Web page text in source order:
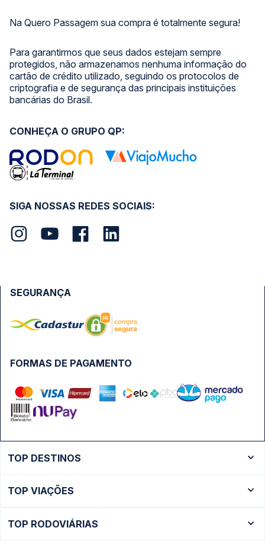
Na Quero Passagem sua compra é totalmente segura!
Para garantirmos que seus dados estejam sempre
protegidos, não armazenamos nenhuma informação do
cartão de crédito utilizado, seguindo os protocolos de
criptografia e de segurança das principais instituições
bancárias do Brasil.
SIGA NOSSAS REDES SOCIAIS:
CONHEÇA O GRUPO QP:
FORMAS DE PAGAMENTO
SEGURANÇA
TOP DESTINOS
Ônibus São Paulo
TOP VIAÇÕES
TOP RODOVIÁRIAS